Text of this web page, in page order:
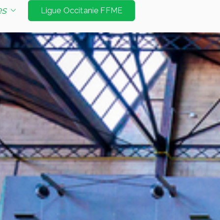
d'escalade de niveau international à Tarbes et
Olympiques. Les disciplines sont vitesse
Ligue Occitanie FFME